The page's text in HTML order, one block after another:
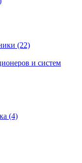
(22)
и систем
(4)